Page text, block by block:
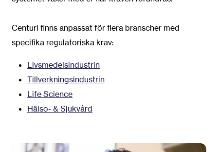
Centuri finns anpassat för flera branscher med
specifika regulatoriska krav:
Livsmedelsindustrin
Tillverkningsindustrin
Life Science
Hälso- & Sjukvård